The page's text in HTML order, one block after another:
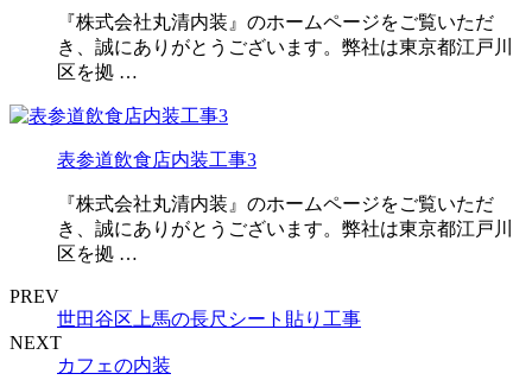
『株式会社丸清内装』のホームページをご覧いただ
き、誠にありがとうございます。弊社は東京都江戸川
区を拠 …
表参道飲食店内装工事3
『株式会社丸清内装』のホームページをご覧いただ
き、誠にありがとうございます。弊社は東京都江戸川
区を拠 …
PREV
世田谷区上馬の長尺シート貼り工事
NEXT
カフェの内装